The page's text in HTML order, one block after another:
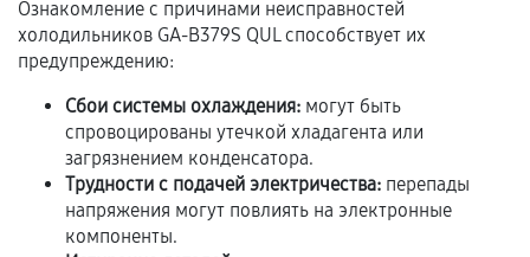
Расширенная гарантия
В некоторых случаях возможно оформление
расширенной гарантии. Стоимость, сроки и
условия продления согласовываются отдельно и
фиксируются в документах.
Ознакомление с причинами неисправностей
холодильников GA-B379S QUL способствует их
предупреждению:
Сбои системы охлаждения: могут быть
спровоцированы утечкой хладагента или
загрязнением конденсатора.
Трудности с подачей электричества: перепады
напряжения могут повлиять на электронные
компоненты.